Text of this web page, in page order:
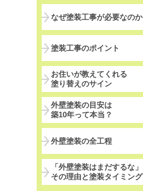
なぜ塗装工事が必要なのか
塗装工事のポイント
お住いが教えてくれる
塗り替えのサイン
外壁塗装の目安は
築10年って本当？
外壁塗装の全工程
「外壁塗装はまだするな」
その理由と塗装タイミング